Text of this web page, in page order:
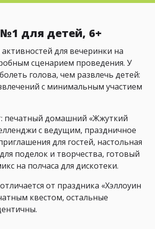
для детей, 6+
для вечеринки на
сценарием проведения. У
голова, чем развлечь детей:
с минимальным участием
печатный домашний «Жжуткий
с ведущим, праздничное
для гостей, настольная
поделок и творчества, готовый
на полчаса для дискотеки.
от праздника «Хэллоуин
квестом, остальные